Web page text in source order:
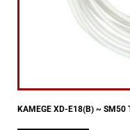
KAMEGE XD-E18(B) ~ SM50